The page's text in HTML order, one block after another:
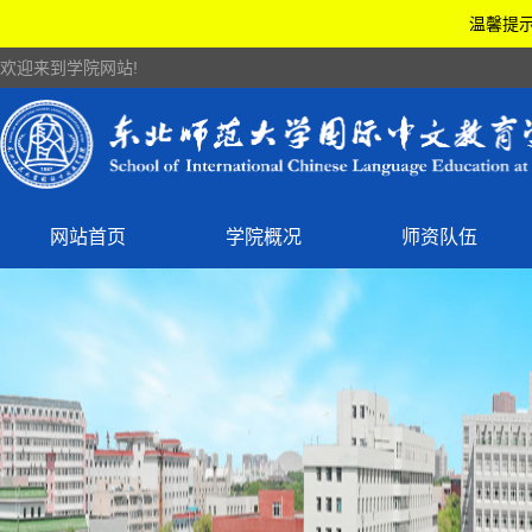
温馨提
欢迎来到学院网站!
网站首页 学院概况 师资队伍